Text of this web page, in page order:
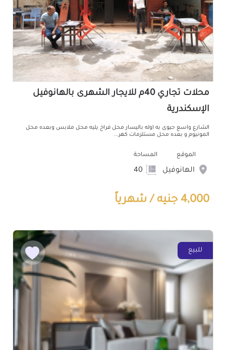
محلات تجاري 40م للايجار الشهرى بالهانوفيل
الإسكندرية
الشارع واسع حيوى به اوله باليسار محل فراخ يليه محل ملابس وبعده محل
المونيوم و بعده محل مستلزمات كهر...
الموقع
الهانوفيل
المساحة
4,000 جنيه / شهرياً
للبيع